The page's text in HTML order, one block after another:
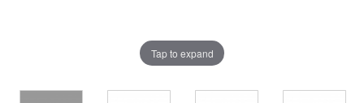
Tap to expand